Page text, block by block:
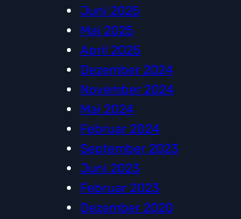
Juni 2025
Mai 2025
April 2025
Dezember 2024
November 2024
Mai 2024
Februar 2024
September 2023
Juni 2023
Februar 2023
Dezember 2020